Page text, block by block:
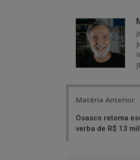
Matéria Anterior
Osasco retoma
verba de R$ 13